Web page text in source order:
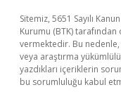
Sitemiz, 5651 Sayılı
Kurumu (BTK) tarafından
vermektedir. Bu
veya araştırma
yazdıkları içeriklerin
bu sorumluluğu kabul